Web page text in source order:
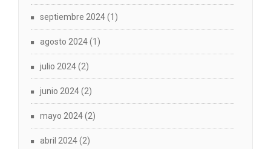
septiembre 2024(1)
agosto 2024(1)
julio 2024(2)
junio 2024(2)
mayo 2024(2)
abril 2024(2)